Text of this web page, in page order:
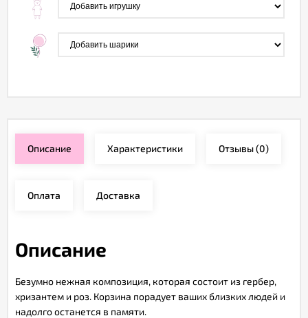
Описание Характеристики Отзывы(0)
Оплата Доставка
Описание
Безумно нежная композиция, которая состоит из гербер,
хризантем и роз. Корзина порадует ваших близких людей и
надолго останется в памяти.